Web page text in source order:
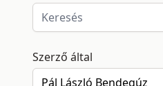
Szerző által